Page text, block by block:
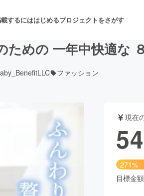
するにははじめるプロジェクトをさがす
舞台・パフォーマンス
フード・飲食店
アニメ・漫画
めの 一年中快適な
ファッション
現在
271%
目標金